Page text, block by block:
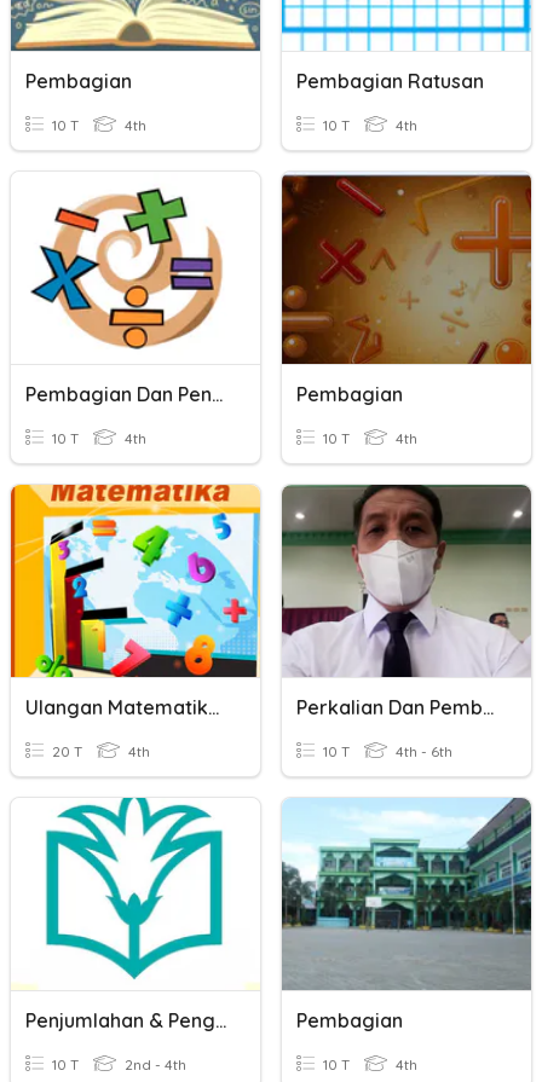
Pembagian
10 T 4th
Pembagian Ratusan
10 T 4th
Pembagian Dan Pengurangan, Perkalian Dan Penjumlahan
10 T 4th
Pembagian
10 T 4th
Ulangan Matematika Pembagian
20 T 4th
Perkalian Dan Pembagian
10 T 4th - 6th
Penjumlahan & Pengurangan Ribuan
10 T 2nd - 4th
Pembagian
10 T 4th